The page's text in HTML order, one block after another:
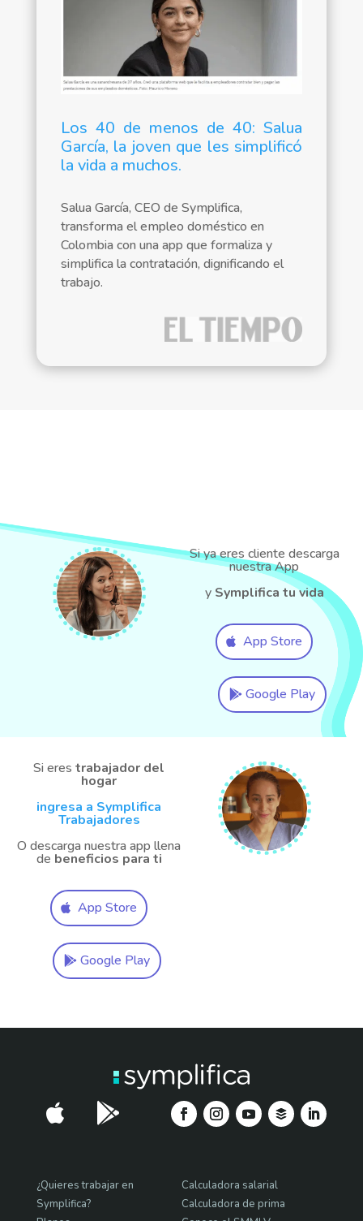
Los 40 de menos de 40: Salua
García, la joven que les simplificó
la vida a muchos.
Salua García, CEO de Symplifica,
transforma el empleo doméstico en
Colombia con una app que formaliza y
simplifica la contratación, dignificando el
trabajo.
Si ya eres cliente descarga
nuestra App
y Symplifica tu vida
App Store
Google Play
Si eres trabajador del
hogar
ingresa a Symplifica
Trabajadores
O descarga nuestra app llena
de beneficios para ti
App Store
Google Play
 
¿Quieres trabajar en
Symplifica?
Calculadora salarial
Calculadora de prima